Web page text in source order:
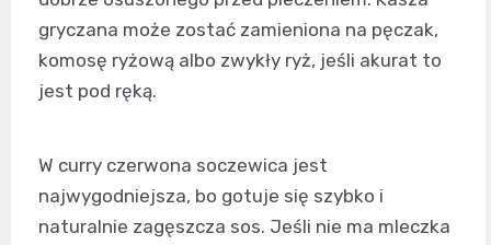
gryczana może zostać zamieniona na pęczak,
komosę ryżową albo zwykły ryż, jeśli akurat to
jest pod ręką.
W curry czerwona soczewica jest
najwygodniejsza, bo gotuje się szybko i
naturalnie zagęszcza sos. Jeśli nie ma mleczka